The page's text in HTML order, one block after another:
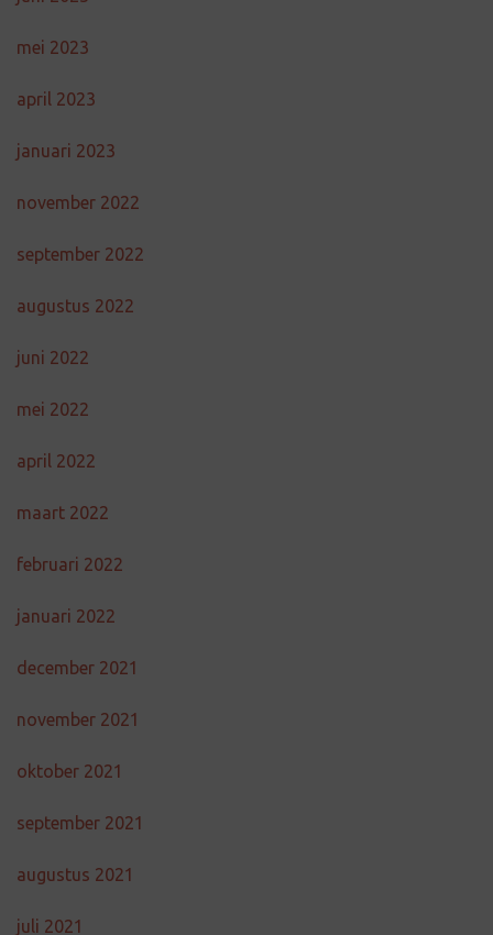
mei 2023
april 2023
januari 2023
november 2022
september 2022
augustus 2022
juni 2022
mei 2022
april 2022
maart 2022
februari 2022
januari 2022
december 2021
november 2021
oktober 2021
september 2021
augustus 2021
juli 2021